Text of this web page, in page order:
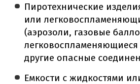
Пиротехнические
или
(аэрозоли, газовые
другие опасные
Емкости с жидкостями